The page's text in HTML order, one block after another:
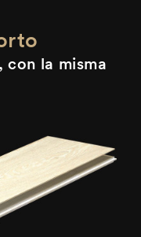
con la misma